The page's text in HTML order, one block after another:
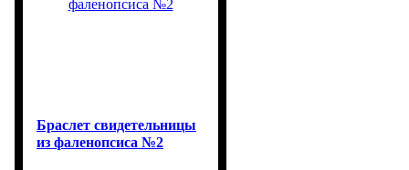
Браслет свидетельницы
из фаленопсиса №2